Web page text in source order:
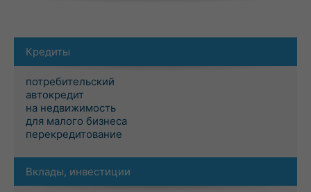
Кредиты
потребительский
автокредит
на недвижимость
для малого бизнеса
перекредитование
Вклады, инвестиции